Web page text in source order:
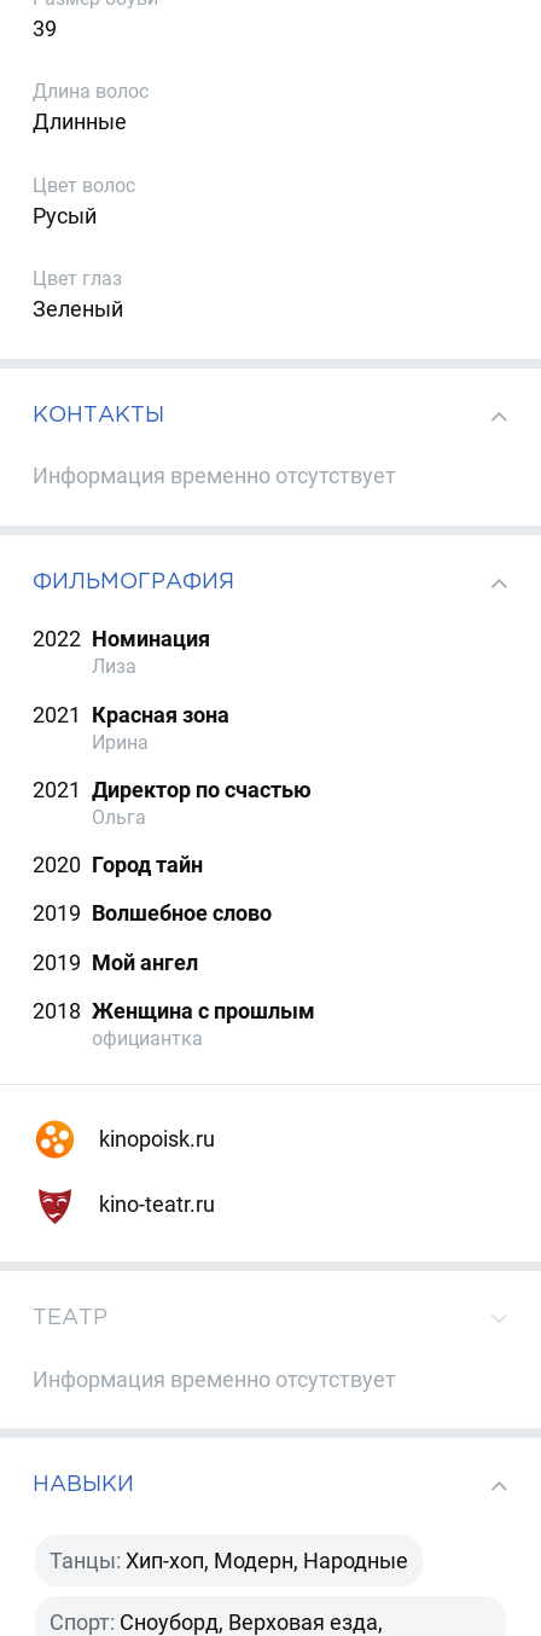
39
Длина волос
Длинные
Цвет волос
Русый
Цвет глаз
Зеленый
КОНТАКТЫ
Информация временно отсутствует
ФИЛЬМОГРАФИЯ
2022 Номинация
Лиза
2021 Красная зона
Ирина
2021 Директор по счастью
Ольга
2020 Город тайн
2019 Волшебное слово
2019 Мой ангел
2018 Женщина с прошлым
официантка
kinopoisk.ru
kino-teatr.ru
ТЕАТР
Информация временно отсутствует
НАВЫКИ
Танцы: Хип-хоп, Модерн, Народные
Спорт: Сноуборд, Верховая езда,